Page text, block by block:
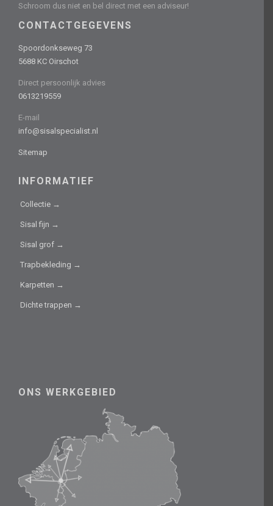
Schroom dus niet en bel direct met een adviseur!
CONTACTGEGEVENS
Spoordonkseweg 73
5688 KC Oirschot
Direct persoonlijk advies
0613219559
E-mail
info@sisalspecialist.nl
Sitemap
INFORMATIEF
Collectie →
Sisal fijn →
Sisal grof →
Trapbekleding →
Karpetten →
Dichte trappen →
ONS WERKGEBIED